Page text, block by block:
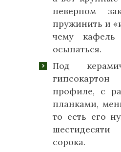
неверном
пружинить и
чему кафель
осыпаться.
Под
профиле, с
планками,
то есть его
шестидесяти
сорока.